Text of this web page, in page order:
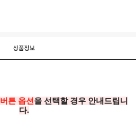
상품정보
버튼 옵션 을 선택할 경우 안내드립니
다.